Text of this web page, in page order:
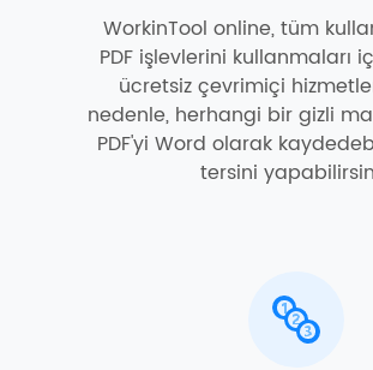
WorkinTool online, tüm
PDF işlevlerini kullanmaları
ücretsiz çevrimiçi
nedenle, herhangi bir gizli
PDF'yi Word olarak
tersini